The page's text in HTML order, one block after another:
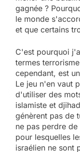
gagnée ?
le monde
et que certains
C'est pourquoi
termes
cependant, est
Le jeu n'en vaut
d'utiliser des
islamiste et
génèrent pas de
ne pas perdre
pour lesquelles
israélien ne sont